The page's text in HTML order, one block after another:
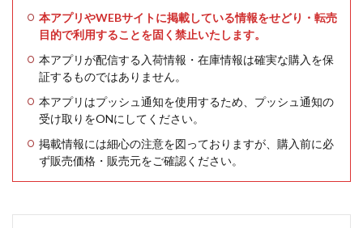
本アプリやWEBサイトに掲載している情報をせどり・転売
目的で利用することを固く禁止いたします。
本アプリが配信する入荷情報・在庫情報は確実な購入を保
証するものではありません。
本アプリはプッシュ通知を使用するため、プッシュ通知の
受け取りをONにしてください。
掲載情報には細心の注意を図っておりますが、購入前に必
ず販売価格・販売元をご確認ください。